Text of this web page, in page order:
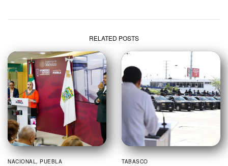
RELATED POSTS
NACIONAL, PUEBLA TABASCO